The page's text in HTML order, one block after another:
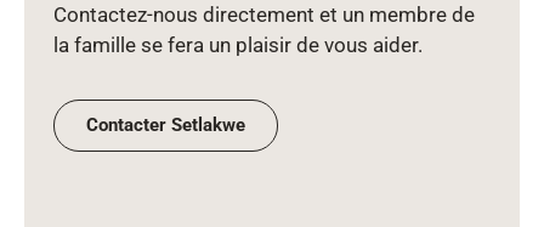
Contactez‑nous directement et un membre de
la famille se fera un plaisir de vous aider.
Contacter Setlakwe